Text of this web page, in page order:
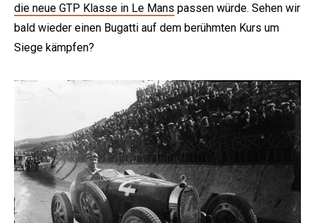
die neue GTP Klasse in Le Mans passen würde. Sehen wir
bald wieder einen Bugatti auf dem berühmten Kurs um
Siege kämpfen?